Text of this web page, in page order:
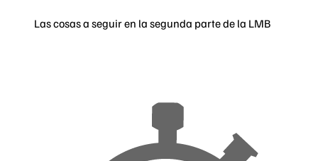
Las cosas a seguir en la segunda parte de la LMB